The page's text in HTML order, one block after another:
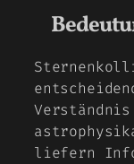
liefern